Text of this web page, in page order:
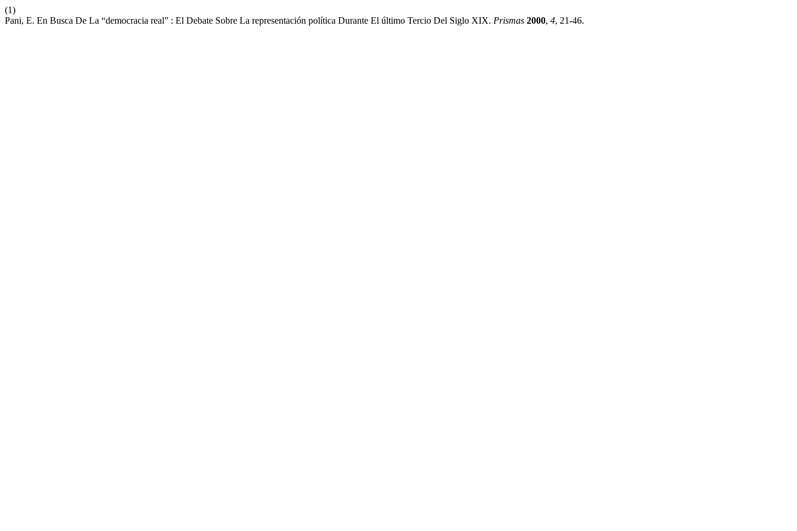
(1)
Pani, E. En Busca De La “democracia real” : El Debate Sobre La representación política Durante El último Tercio Del Siglo XIX. Prismas 2000, 4, 21-46.